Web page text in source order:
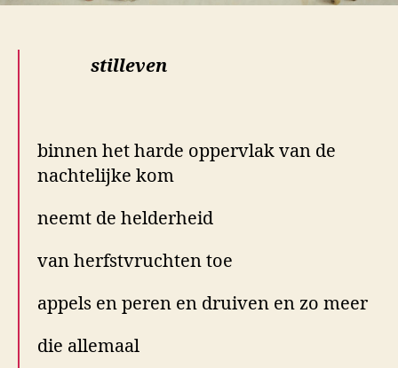
stilleven
binnen het harde oppervlak van de
nachtelijke kom
neemt de helderheid
van herfstvruchten toe
appels en peren en druiven en zo meer
die allemaal